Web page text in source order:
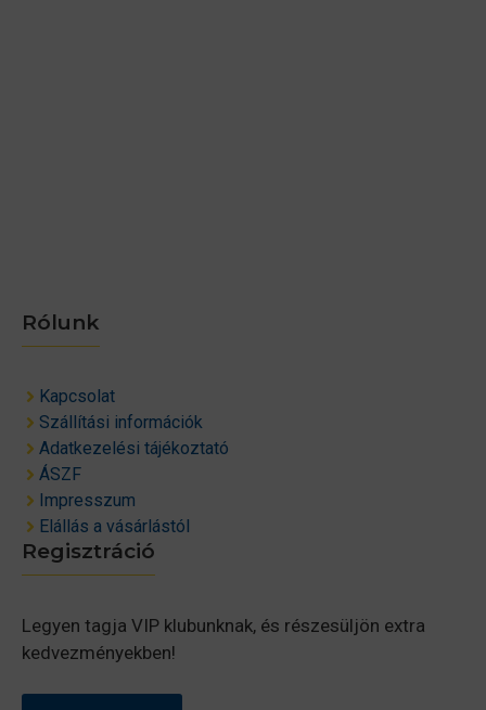
Rólunk
Kapcsolat
Szállítási információk
Adatkezelési tájékoztató
ÁSZF
Impresszum
Elállás a vásárlástól
Regisztráció
Legyen tagja VIP klubunknak, és részesüljön extra
kedvezményekben!